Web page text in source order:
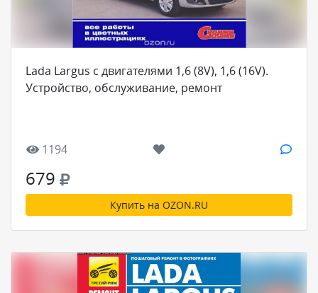
Lada Largus с двигателями 1,6 (8V), 1,6 (16V).
Устройство, обслуживание, ремонт
1194
679
Купить на OZON.RU